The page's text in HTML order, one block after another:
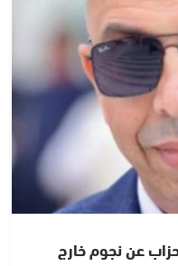
عن نجوم خارج